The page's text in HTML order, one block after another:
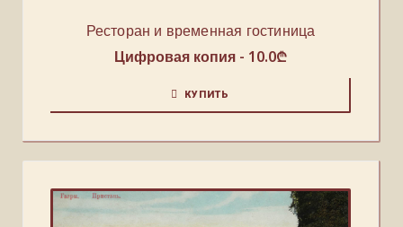
Ресторан и временная гостиница
Цифровая копия - 10.0₾
КУПИТЬ